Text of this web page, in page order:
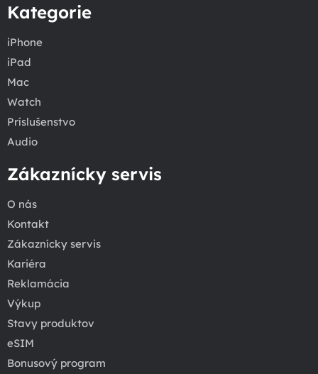
Kategorie
iPhone
iPad
Mac
Watch
Príslušenstvo
Audio
Zákaznícky servis
O nás
Kontakt
Zákaznícky servis
Kariéra
Reklamácia
Výkup
Stavy produktov
eSIM
Bonusový program